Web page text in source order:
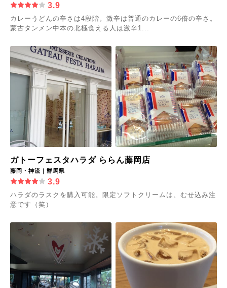
3.9
カレーうどんの辛さは4段階。激辛は普通のカレーの6倍の辛さ。
蒙古タンメン中本の北極食える人は激辛1...
ガトーフェスタハラダ ららん藤岡店
藤岡・神流｜群馬県
3.9
ハラダのラスクを購入可能。限定ソフトクリームは、むせ込み注
意です（笑）